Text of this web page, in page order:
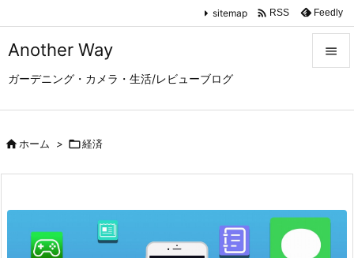
Another Way
ガーデニング・カメラ・生活/レビューブログ


次へ
sitemap  RSS Feedly
ホーム > 経済